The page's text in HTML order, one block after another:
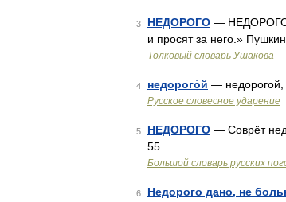
3 НЕДОРОГО — НЕДОРОГО,
и просят за него.»
Толковый словарь Ушакова
4 недорого́й — недорогой,
Русское словесное ударение
5 НЕДОРОГО — Соврёт
55 …
Большой словарь русских
6 Недорого дано, не